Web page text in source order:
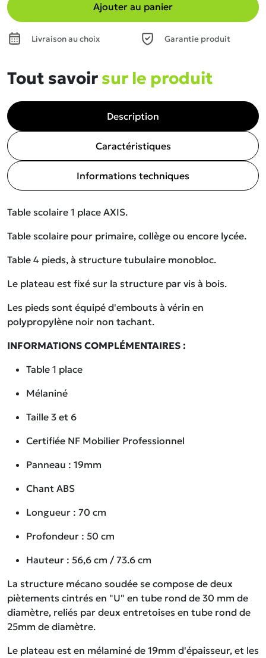
Ajouter au panier
Livraison au choix Garantie produit
Tout savoir sur le produit
Description
Caractéristiques
Informations techniques
Table scolaire 1 place AXIS.
Table scolaire pour primaire, collège ou encore lycée.
Table 4 pieds, à structure tubulaire monobloc.
Le plateau est fixé sur la structure par vis à bois.
Les pieds sont équipé d'embouts à vérin en
polypropylène noir non tachant.
INFORMATIONS COMPLÉMENTAIRES :
Table 1 place
Mélaniné
Taille 3 et 6
Certifiée NF Mobilier Professionnel
Panneau : 19mm
Chant ABS
Longueur : 70 cm
Profondeur : 50 cm
Hauteur : 56,6 cm / 73.6 cm
La structure mécano soudée se compose de deux
piètements cintrés en "U" en tube rond de 30 mm de
diamètre, reliés par deux entretoises en tube rond de
25mm de diamètre.
Le plateau est en mélaminé de 19mm d'épaisseur, et les